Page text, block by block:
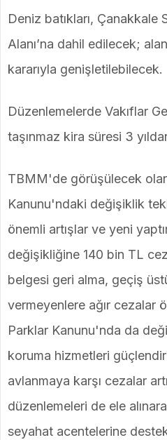
Deniz batıkları, Çanakkale
Alanı’na dahil edilecek;
kararıyla genişletilebilecek.
Düzenlemelerde Vakıflar
taşınmaz kira süresi 3
TBMM'de görüşülecek
Kanunu'ndaki değişiklik
önemli artışlar ve yeni
değişikliğine 140 bin TL
belgesi geri alma, geçiş
vermeyenlere ağır cezalar
Parklar Kanunu'nda da
koruma hizmetleri
avlanmaya karşı cezalar
düzenlemeleri de ele
seyahat acentelerine